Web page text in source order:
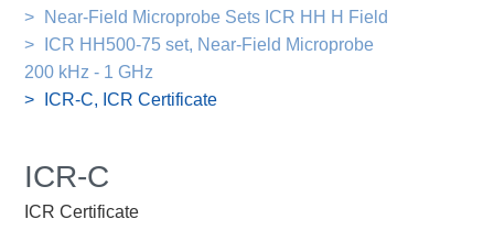
Near-Field Microprobe Sets ICR HH H Field
ICR HH500-75 set, Near-Field Microprobe
200 kHz - 1 GHz
ICR-C, ICR Certificate
ICR-C
ICR Certificate